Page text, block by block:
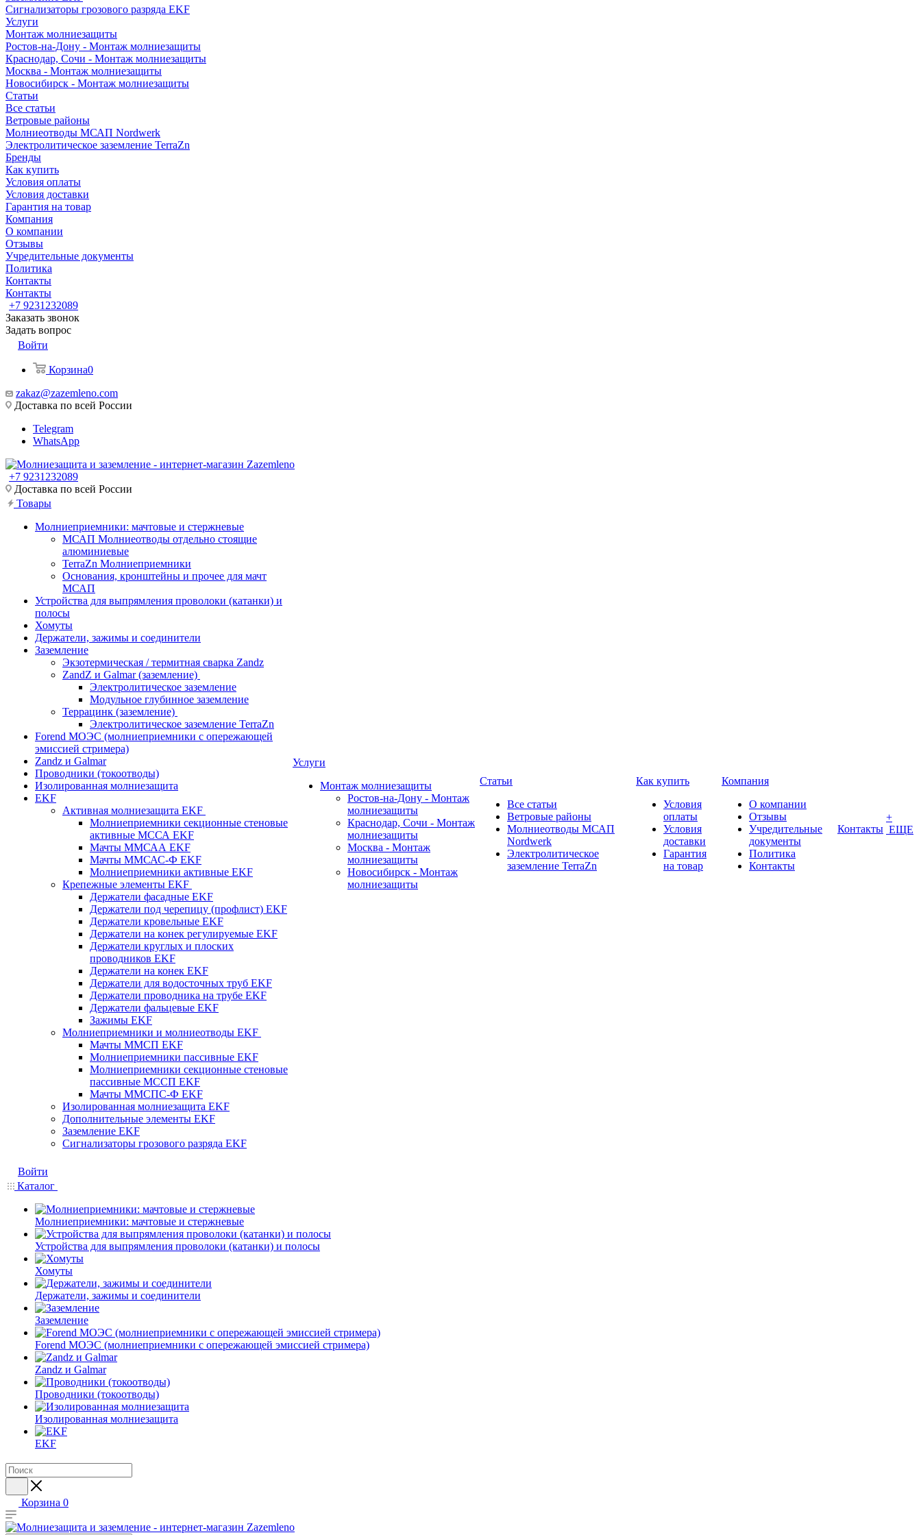
Сигнализаторы грозового разряда EKF
Услуги
Монтаж молниезащиты
Ростов-на-Дону - Монтаж молниезащиты
Краснодар, Сочи - Монтаж молниезащиты
Москва - Монтаж молниезащиты
Новосибирск - Монтаж молниезащиты
Статьи
Все статьи
Ветровые районы
Молниеотводы МСАП Nordwerk
Электролитическое заземление TerraZn
Бренды
Как купить
Условия оплаты
Условия доставки
Гарантия на товар
Компания
О компании
Отзывы
Учредительные документы
Политика
Контакты
Контакты
+7 9231232089
Заказать звонок
Задать вопрос
Войти
Корзина0
zakaz@zazemleno.com
Доставка по всей России
Telegram
WhatsApp
+7 9231232089
Доставка по всей России
Товары
Молниеприемники: мачтовые и стержневые
МСАП Молниеотводы отдельно стоящие
алюминиевые
TerraZn Молниеприемники
Основания, кронштейны и прочее для мачт
МСАП
Устройства для выпрямления проволоки (катанки) и
полосы
Хомуты
Держатели, зажимы и соединители
Заземление
Экзотермическая / термитная сварка Zandz
ZandZ и Galmar (заземление)
Электролитическое заземление
Модульное глубинное заземление
Террацинк (заземление)
Электролитическое заземление TerraZn
Forend МОЭС (молниеприемники с опережающей
эмиссией стримера)
Zandz и Galmar
Проводники (токоотводы)
Изолированная молниезащита
EKF
Активная молниезащита EKF
Молниеприемники секционные стеновые
активные МССА EKF
Мачты ММСАА EKF
Мачты ММСАС-Ф EKF
Молниеприемники активные EKF
Крепежные элементы EKF
Держатели фасадные EKF
Держатели под черепицу (профлист) EKF
Держатели кровельные EKF
Держатели на конек регулируемые EKF
Держатели круглых и плоских
проводников EKF
Держатели на конек EKF
Держатели для водосточных труб EKF
Держатели проводника на трубе EKF
Держатели фальцевые EKF
Зажимы EKF
Молниеприемники и молниеотводы EKF
Мачты ММСП EKF
Молниеприемники пассивные EKF
Молниеприемники секционные стеновые
пассивные МССП EKF
Мачты ММСПС-Ф EKF
Изолированная молниезащита EKF
Дополнительные элементы EKF
Заземление EKF
Сигнализаторы грозового разряда EKF
Услуги
Монтаж молниезащиты
Ростов-на-Дону - Монтаж
молниезащиты
Краснодар, Сочи - Монтаж
молниезащиты
Москва - Монтаж
молниезащиты
Новосибирск - Монтаж
молниезащиты
Статьи
Все статьи
Ветровые районы
Молниеотводы МСАП
Nordwerk
Электролитическое
заземление TerraZn
Как купить
Условия
оплаты
Условия
доставки
Гарантия
на товар
Компания
О компании
Отзывы
Учредительные
документы
Политика
Контакты
Контакты
+
ЕЩЕ
Войти
Каталог
Молниеприемники: мачтовые и стержневые
Устройства для выпрямления проволоки (катанки) и полосы
Хомуты
Держатели, зажимы и соединители
Заземление
Forend МОЭС (молниеприемники с опережающей эмиссией стримера)
Zandz и Galmar
Проводники (токоотводы)
Изолированная молниезащита
EKF
Корзина 0